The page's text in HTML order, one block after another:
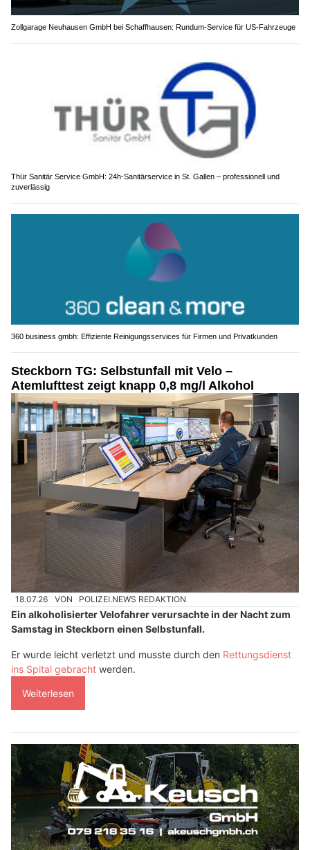
Zollgarage Neuhausen GmbH bei Schaffhausen: Rundum-Service für US-Fahrzeuge
Thür Sanitär Service GmbH: 24h-Sanitärservice in St. Gallen – professionell und
zuverlässig
360 business gmbh: Effiziente Reinigungsservices für Firmen und Privatkunden
Steckborn TG: Selbstunfall mit Velo –
Atemlufttest zeigt knapp 0,8 mg/l Alkohol
18.07.26 VON POLIZEI.NEWS REDAKTION
Ein alkoholisierter Velofahrer verursachte in der Nacht zum
Samstag in Steckborn einen Selbstunfall.
Er wurde leicht verletzt und musste durch den Rettungsdienst
ins Spital gebracht werden.
Weiterlesen